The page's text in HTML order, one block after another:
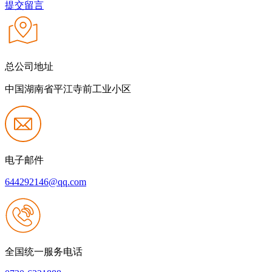
提交留言
总公司地址
中国湖南省平江寺前工业小区
电子邮件
644292146@qq.com
全国统一服务电话